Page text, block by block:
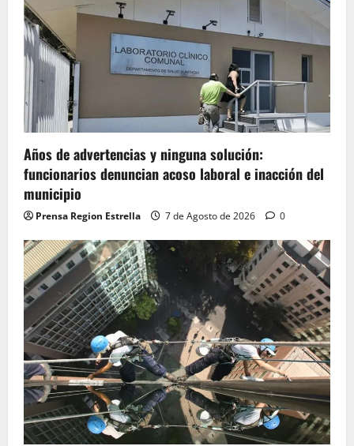
Años de advertencias y ninguna solución:
funcionarios denuncian acoso laboral e inacción del
municipio
Prensa Region Estrella 7 de Agosto de 2026 0